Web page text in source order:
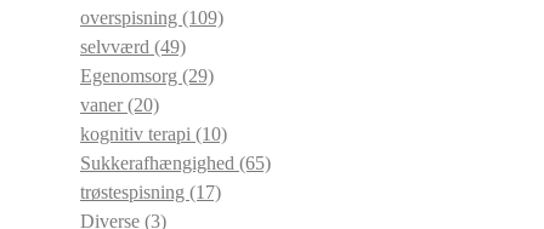
overspisning (109)
selvværd (49)
Egenomsorg (29)
vaner(20)
kognitiv terapi (10)
Sukkerafhængighed (65)
trøstespisning (17)
Diverse (3)